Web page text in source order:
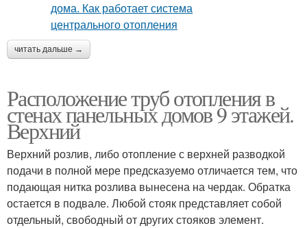
читать дальше →
Расположение труб отопления в
стенах панельных домов 9 этажей.
Верхний
Верхний розлив, либо отопление с верхней разводкой
подачи в полной мере предсказуемо отличается тем, что
подающая нитка розлива вынесена на чердак. Обратка
остается в подвале. Любой стояк представляет собой
отдельный, свободный от других стояков элемент.